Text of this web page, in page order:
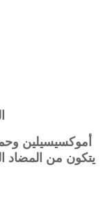
أموكسيسيلين
يتكون من المضاد